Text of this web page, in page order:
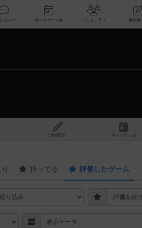
新着レビュー ボードゲーム会 コミュニティ
投稿履歴 ボ ドゲ ーム
持ってる 評価したゲーム